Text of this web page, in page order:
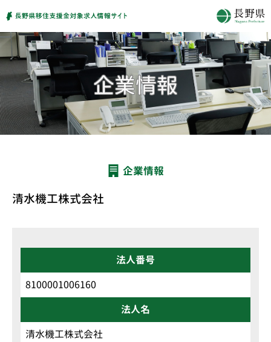
企業情報
清水機工株式会社
法人番号
8100001006160
法人名
清水機工株式会社